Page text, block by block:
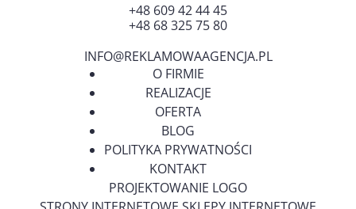
+48 609 42 44 45
+48 68 325 75 80
INFO@REKLAMOWAAGENCJA.PL
O FIRMIE
REALIZACJE
OFERTA
BLOG
POLITYKA PRYWATNOŚCI
KONTAKT
PROJEKTOWANIE LOGO